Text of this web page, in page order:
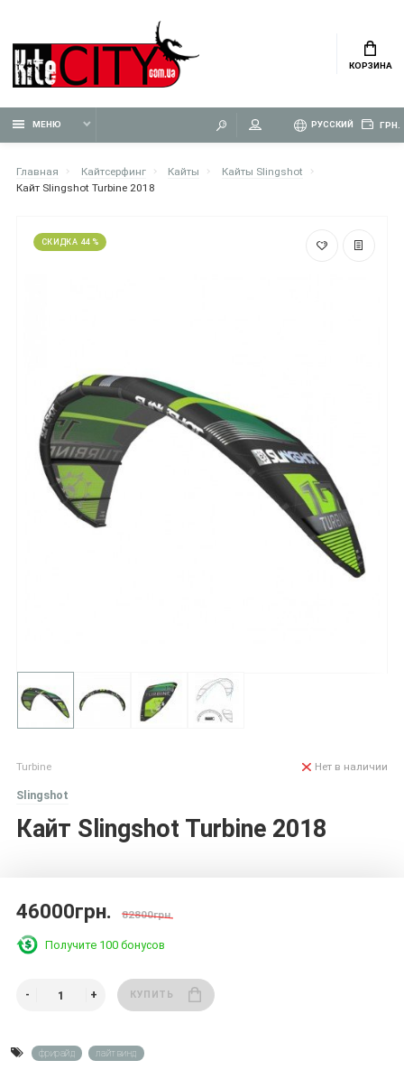
КОРЗИНА
МЕНЮ РУССКИЙ ГРН.
Главная Кайтсерфинг Кайты
Кайты Slingshot
Кайт Slingshot Turbine 2018
СКИДКА 44 %
Turbine
Slingshot
Кайт Slingshot Turbine 2018
Нет в наличии
46000грн. 82800грн.
Получите 100 бонусов
КУПИТЬ
фрирайд лайтвинд